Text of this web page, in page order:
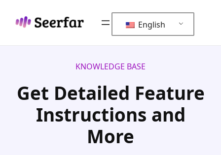
content
English
KNOWLEDGE BASE
Get Detailed Feature
Instructions and
More